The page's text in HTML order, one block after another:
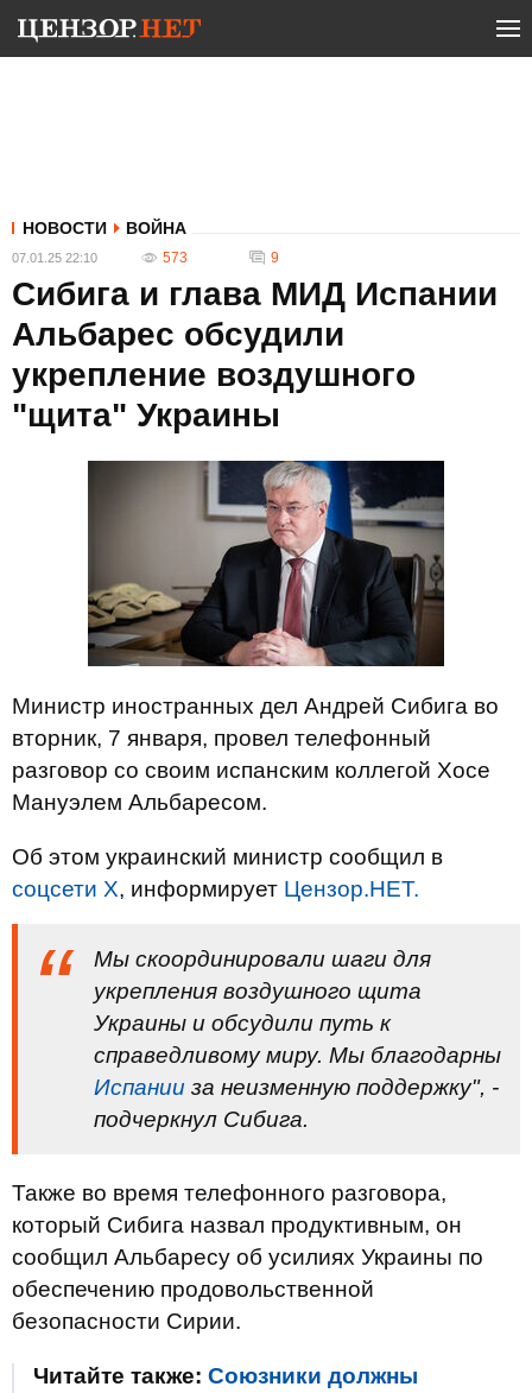
НОВОСТИ ВОЙНА
07.01.25 22:10 573 9
Сибига и глава МИД Испании
Альбарес обсудили
укрепление воздушного
"щита" Украины
Министр иностранных дел Андрей Сибига во
вторник, 7 января, провел телефонный
разговор со своим испанским коллегой Хосе
Мануэлем Альбаресом.
Об этом украинский министр сообщил в
соцсети Х, информирует Цензор.НЕТ.
Мы скоординировали шаги для
укрепления воздушного щита
Украины и обсудили путь к
справедливому миру. Мы благодарны
Испании за неизменную поддержку", -
подчеркнул Сибига.
Также во время телефонного разговора,
который Сибига назвал продуктивным, он
сообщил Альбаресу об усилиях Украины по
обеспечению продовольственной
безопасности Сирии.
Читайте также: Союзники должны